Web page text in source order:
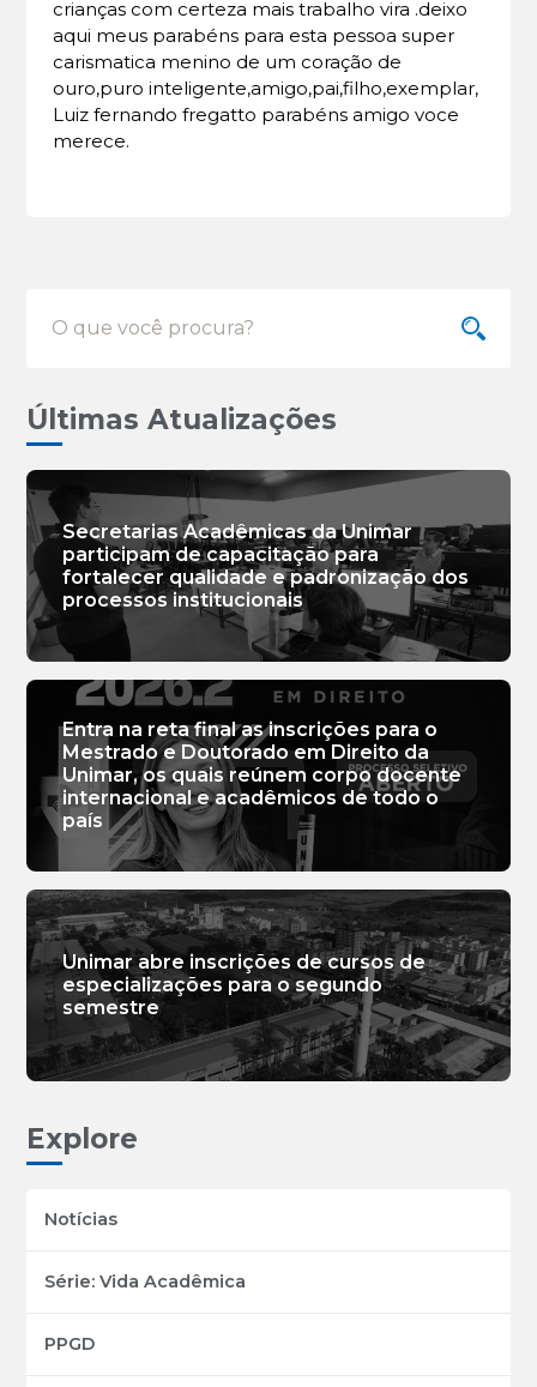
crianças com certeza mais trabalho vira .deixo
aqui meus parabéns para esta pessoa super
carismatica menino de um coração de
ouro,puro inteligente,amigo,pai,filho,exemplar,
Luiz fernando fregatto parabéns amigo voce
merece.
Últimas Atualizações
Secretarias Acadêmicas da Unimar
participam de capacitação para
fortalecer qualidade e padronização dos
processos institucionais
Entra na reta final as inscrições para o
Mestrado e Doutorado em Direito da
Unimar, os quais reúnem corpo docente
internacional e acadêmicos de todo o
país
Unimar abre inscrições de cursos de
especializações para o segundo
semestre
Explore
Notícias
Série: Vida Acadêmica
PPGD